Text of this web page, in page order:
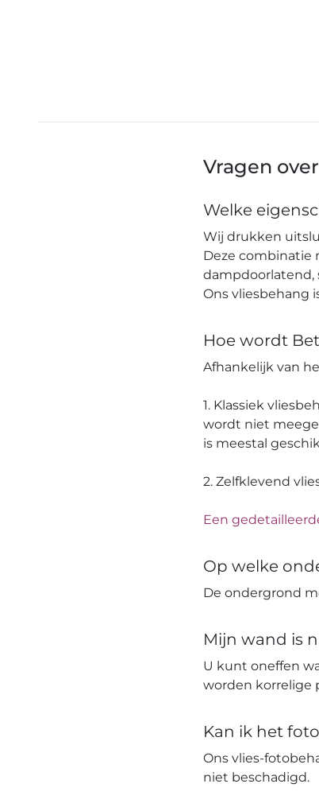
Vragen
Welke
Wij drukken
Deze combinatie
dampdoorlatend,
Ons vliesbehang
Hoe wordt
Afhankelijk van
1. Klassiek
wordt niet
is meestal
2. Zelfklevend
Een
Op welke
De ondergrond
Mijn wand is
U kunt oneffen
worden korrelige
Kan ik het
Ons vlies-
niet beschadigd.